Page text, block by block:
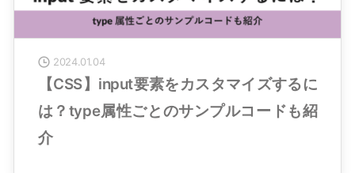
2024.01.04
【CSS】input要素をカスタマイズするに
は？type属性ごとのサンプルコードも紹
介